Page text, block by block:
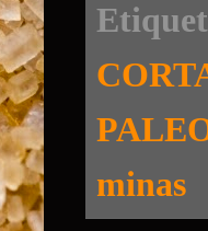
minas